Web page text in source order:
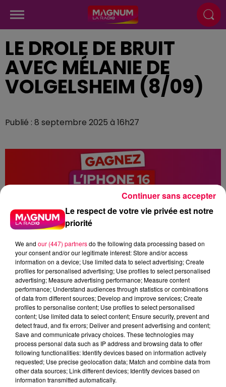
LE DROLE DE BRUIT
AVEC MÉLANIE DE
VOLGELSHEIM (8/09)
Publié : 8 septembre 2025 à 16h27
podcasts/2025/09/20250908-Drole-de-Bruit-avec-
Le respect de votre vie privée est notre
priorité
We and our (447) partnersdo the following data processing based on
your consent and/or our legitimate interest: Store and/or access
information on a device; Use limited data to select advertising; Create
profiles for personalised advertising; Use profiles to select personalised
advertising; Measure advertising performance; Measure content
performance; Understand audiences through statistics or combinations
of data from different sources; Develop and improve services; Create
profiles to personalise content; Use profiles to select personalised
content; Use limited data to select content; Ensure security, prevent and
detect fraud, and fix errors; Deliver and present advertising and content;
Save and communicate privacy choices. These technologies may
process personal data such as IP address and browsing data to offer
following functionalities: Identify devices based on information actively
requested; Use precise geolocation data; Match and combine data from
other data sources; Link different devices; Identify devices based on
information transmitted automatically.
Continuer sans accepter